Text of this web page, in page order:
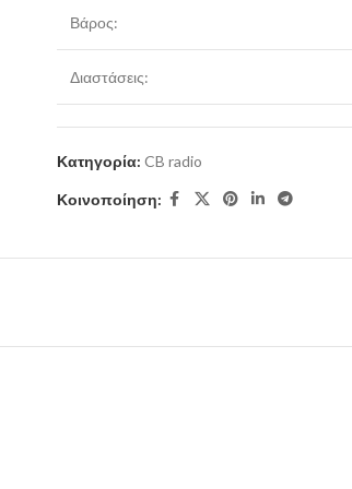
Βάρος:
Διαστάσεις:
Κατηγορία: CB radio
Κοινοποίηση: